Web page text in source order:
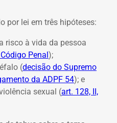
por lei em três hipóteses:
risco à vida da pessoa
Penal);
(decisão do Supremo
da ADPF 54); e
sexual (art. 128, II,